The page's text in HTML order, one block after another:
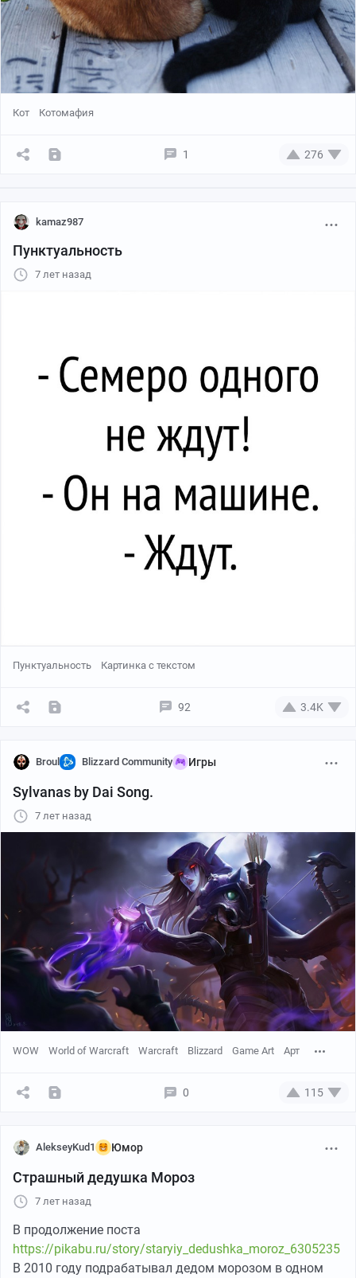
Кот Котомафия
1 276
kamaz987
Пунктуальность
7 лет назад
Пунктуальность Картинка с текстом
92 3.4K
Broul Blizzard Community Игры
Sylvanas by Dai Song.
7 лет назад
WOW World of Warcraft Warcraft Blizzard Game Art Арт
0 115
AlekseyKud1 Юмор
Страшный дедушка Мороз
7 лет назад
В продолжение поста
https://pikabu.ru/story/staryiy_dedushka_moroz_6305235
В 2010 году подрабатывал дедом морозом в одном